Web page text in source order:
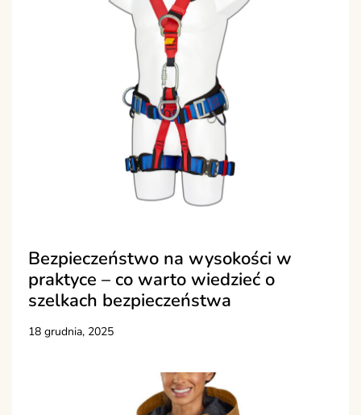
Bezpieczeństwo na wysokości w
praktyce – co warto wiedzieć o
szelkach bezpieczeństwa
18 grudnia, 2025